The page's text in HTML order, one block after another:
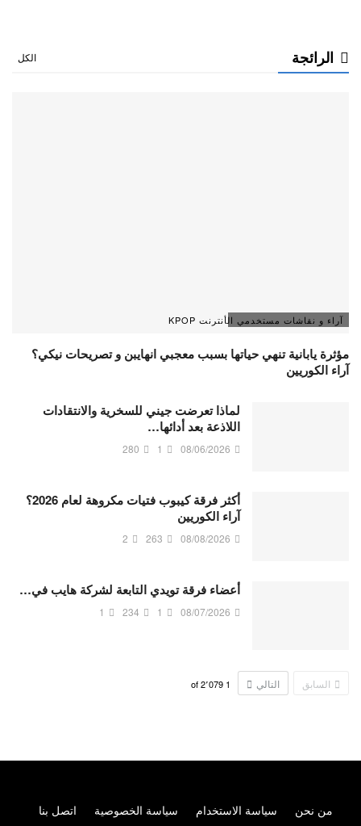
الرائجة الكل
آراء و نقاشات مستخدمي الأنترنت KPOP
مؤثرة يابانية تنهي حياتها بسبب معجبي انهايبن و تصريحات نيكي؟
آراء الكوريين
لماذا تعرضت جيني للسخرية والانتقادات
اللاذعة بعد أدائها…
08/06/2026
1
280
أكثر فرقة كيبوب فتيات مكروهة لعام 2026؟
آراء الكوريين
08/08/2026
263
2
أعضاء فرقة تويدي التابعة لشركة هايب في…
08/07/2026
1
234
1
السابق التالي 1 2٬079
من نحن سياسة الاستخدام سياسة الخصوصية اتصل بنا